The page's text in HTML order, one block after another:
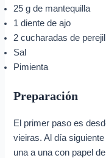
25 g de mantequilla
1 diente de ajo
2 cucharadas de
Sal
Pimienta
Preparación
El primer paso es
vieiras. Al día
una a una con papel